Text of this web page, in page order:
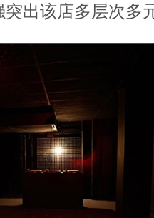
出该店多层次多